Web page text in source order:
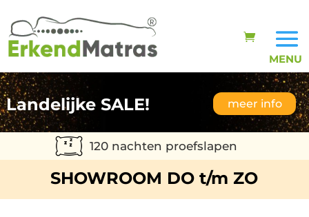
Landelijke SALE! meer info
120 nachten proefslapen
SHOWROOM DO t/m ZO